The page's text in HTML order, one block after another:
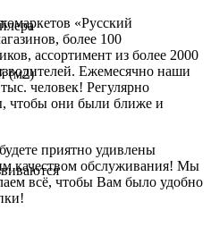
«Русский
более 100
ассортимент из более 2000
Ежемесячно наши
человек! Регулярно
чтобы они были ближе и
приятно удивлены
качеством обслуживания! Мы
всё, чтобы Вам было удобно
(м2)